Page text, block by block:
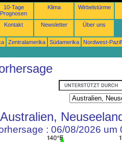
10-Tage
Prognosen
Klima Wirbelstürme
Kontakt Newsletter Über uns
Zentralamerika Südamerika
Nordwest-
Australien,
: 06/08/2026 um